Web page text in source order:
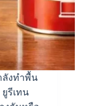
งทำพื้น
รีเทน